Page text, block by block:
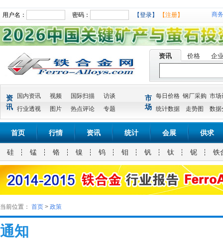
用户名： 密码： 【登录】 【注册】 商
资讯 价格 企
资
讯
国内资讯 视频 国际扫描
访谈
行业透视
图片 热点评论 专题
市
场
每日价格 钢厂采购 市场
统计数据
走势图 数据
首页 行情 资讯 统计 会展 供求
硅 锰 铬 镍 钨 钼 钒 钛 铌 铁
当前位置： 首页 > 政策
通知